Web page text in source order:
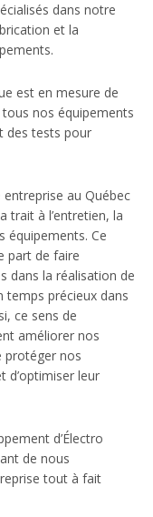
dans notre
et la
est en mesure de
nos équipements
des tests pour
au Québec
trait à l’entretien, la
équipements. Ce
part de faire
dans la réalisation de
temps précieux dans
ce sens de
améliorer nos
protéger nos
d’optimiser leur
d’Électro
de nous
tout à fait